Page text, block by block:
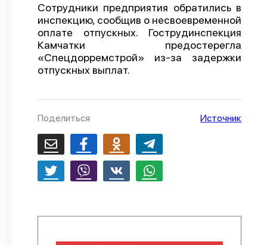
Отчеты
Предложить публикацию
API
Сотрудники предприятия обратились в
инспекцию, сообщив о несвоевременной
оплате отпускных. Гострудинспекция
Камчатки предостерегла
«Спецдорремстрой» из-за задержки
отпускных выплат.
Поделиться Источник